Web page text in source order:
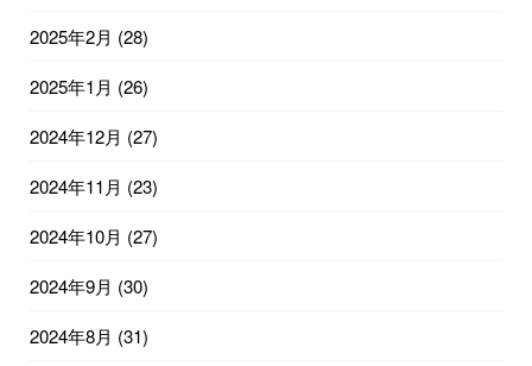
2025年2月 (28)
2025年1月 (26)
2024年12月 (27)
2024年11月 (23)
2024年10月 (27)
2024年9月 (30)
2024年8月 (31)